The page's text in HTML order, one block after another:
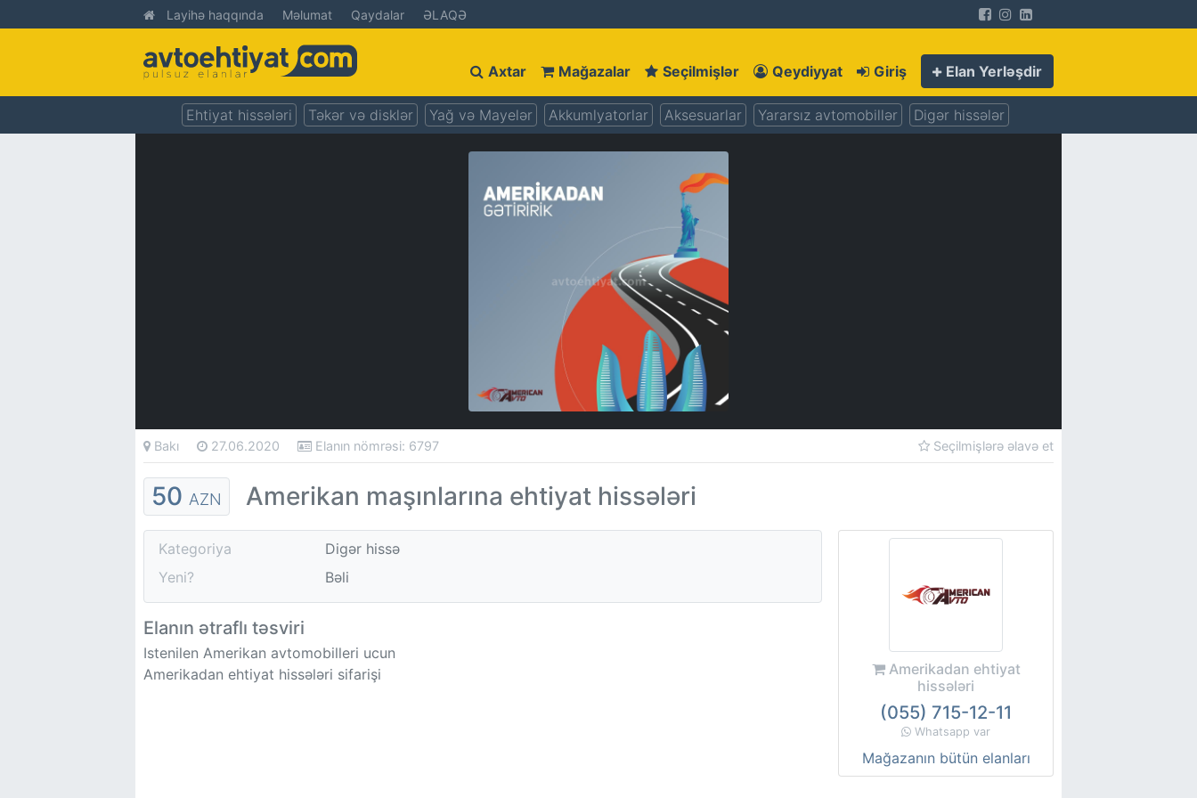
Layihə haqqında Məlumat Qaydalar ƏLAQƏ
Axtar Mağazalar Seçilmişlər Qeydiyyat Giriş Elan Yerləşdir
Ehtiyat hissələri Təkər və disklər Yağ və Mayelər Akkumlyatorlar Aksesuarlar Yararsız avtomobillər Digər hissələr
Bakı 27.06.2020 Elanın nömrəsi: 6797 Seçilmişlərə əlavə et
50 AZN Amerikan maşınlarına ehtiyat hissələri
Kategoriya
Digər hissə
Yeni?
Bəli
Elanın ətraflı təsviri
Istenilen Amerikan avtomobilleri ucun
Amerikadan ehtiyat hissələri sifarişi
Amerikadan ehtiyat
hissələri
(055) 715-12-11
Whatsapp var
Mağazanın bütün elanları